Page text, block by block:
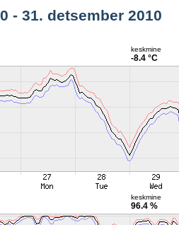
- 31. detsember 2010
keskmine
-8.4 °C
keskmine
96.4 %